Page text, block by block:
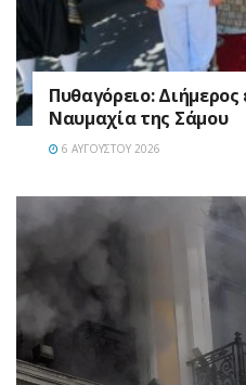
Πυθαγόρειο:
Ναυμαχία της Σάμου
6 ΑΥΓΟΎΣΤΟΥ 2026